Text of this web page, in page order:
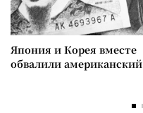
Япония и Корея вместе
обвалили